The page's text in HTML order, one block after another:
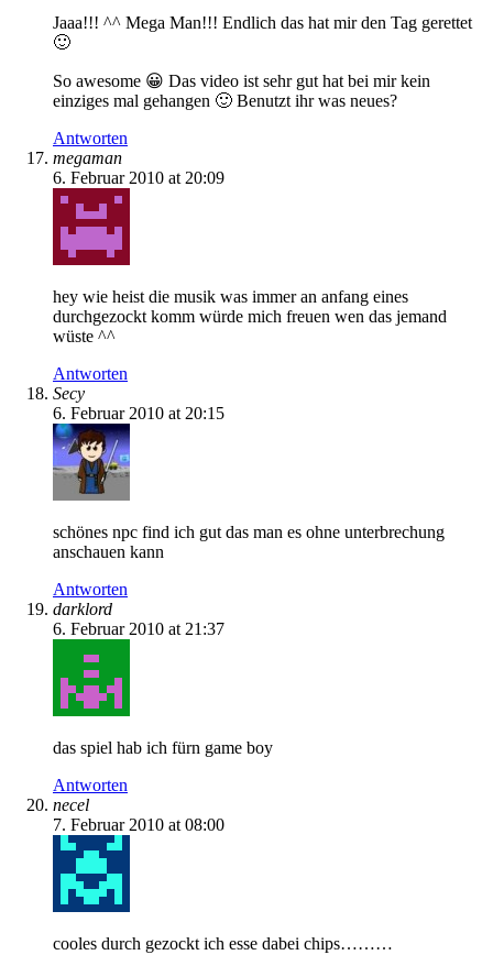
Jaaa!!! ^^ Mega Man!!! Endlich das hat mir den Tag gerettet
🙂
So awesome 😀 Das video ist sehr gut hat bei mir kein
einziges mal gehangen 🙂 Benutzt ihr was neues?
Antworten
megaman
6. Februar 2010 at 20:09
hey wie heist die musik was immer an anfang eines
durchgezockt komm würde mich freuen wen das jemand
wüste ^^
Antworten
Secy
6. Februar 2010 at 20:15
schönes npc find ich gut das man es ohne unterbrechung
anschauen kann
Antworten
darklord
6. Februar 2010 at 21:37
das spiel hab ich fürn game boy
Antworten
necel
7. Februar 2010 at 08:00
cooles durch gezockt ich esse dabei chips………